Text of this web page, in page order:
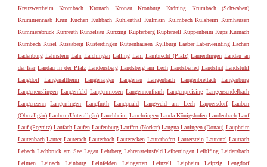
Kreuzwertheim
Krombach Kronach Kronau Kronburg Kröning
Krumbach (Schwaben)
Krummennaab Krün Kuchen Kühbach Kühlenthal Kulmain Kulmbach Külsheim Kumhausen
Kümmersbruck Kunreuth Künzelsau Künzing Kupferberg Kupferzell Kuppenheim Küps Kürnach
Kürnbach Kusel Küssaberg Kusterdingen Kutzenhausen Kyllburg Laaber Laberweinting Lachen
Ladenburg Lahnstein Lahr Laichingen Lalling Lam Lambrecht (Pfalz) Lamerdingen Landau an
der Isar Landau in der Pfalz Landensberg Landsberg am Lech Landsberied Landshut Landstuhl
Langdorf
Langenaltheim Langenargen Langenau Langenbach Langenbrettach
Langenburg
Langenenslingen Langenfeld Langenmosen Langenneufnach Langenpreising Langensendelbach
Langenzenn
Langerringen Langfurth Langquaid Langweid am Lech Lappersdorf
Lauben
(Oberallgäu) Lauben (Unterallgäu) Lauchheim Lauchringen Lauda-Königshofen Laudenbach Lauf
Lauf (Pegnitz) Laufach Laufen Laufenburg Lauffen (Neckar) Laugna Lauingen (Donau) Laupheim
Lautenbach Lauter Lauterach Lauterbach Lauterecken Lauterhofen Lauterstein Lautertal Lautrach
Lebach Lechbruck am See Legau Lehrberg Lehrensteinsfeld Leibertingen Leiblfing Leidersbach
Leimen
Leinach Leinburg Leinfelden Leingarten Leinzell Leipheim Leipzig
Lengdorf